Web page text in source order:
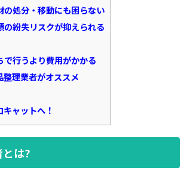
の処分・移動にも困らない
の紛失リスクが抑えられる
で行うより費用がかかる
整理業者がオススメ
ャットへ！
は?